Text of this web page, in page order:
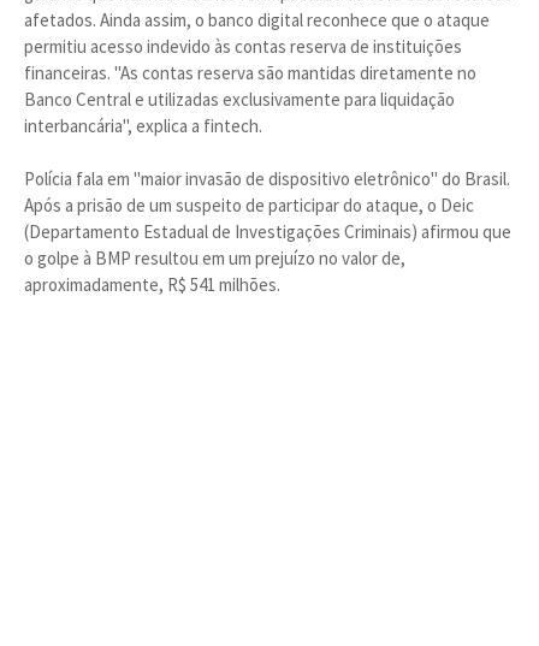
afetados. Ainda assim, o banco digital reconhece que o ataque
permitiu acesso indevido às contas reserva de instituições
financeiras. "As contas reserva são mantidas diretamente no
Banco Central e utilizadas exclusivamente para liquidação
interbancária", explica a fintech.
Polícia fala em "maior invasão de dispositivo eletrônico" do Brasil.
Após a prisão de um suspeito de participar do ataque, o Deic
(Departamento Estadual de Investigações Criminais) afirmou que
o golpe à BMP resultou em um prejuízo no valor de,
aproximadamente, R$ 541 milhões.